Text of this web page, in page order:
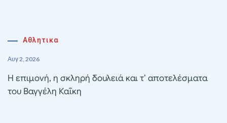
Αθλητικα
Αυγ 2, 2026
Η επιμονή, η σκληρή δουλειά και τ’ αποτελέσματα
του Βαγγέλη Καΐκη